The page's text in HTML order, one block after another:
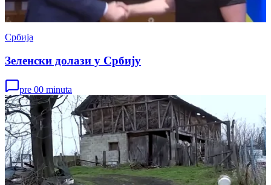
Србија
Зеленски долази у Србију
pre 00 minuta